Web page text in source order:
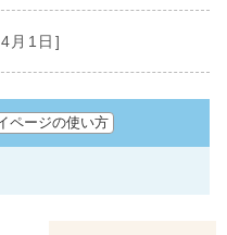
月1日]
ページの使い方